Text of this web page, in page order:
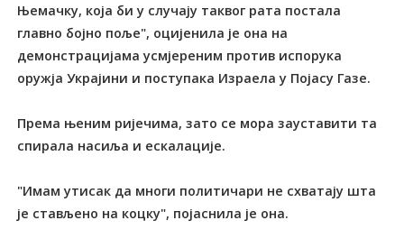
Њемачку, која би у случају таквог рата постала
главно бојно поље", оцијенила је она на
демонстрацијама усмјереним против испорука
оружја Украјини и поступака Израела у Појасу Газе.
Према њеним ријечима, зато се мора зауставити та
спирала насиља и ескалације.
"Имам утисак да многи политичари не схватају шта
је стављено на коцку", појаснила је она.